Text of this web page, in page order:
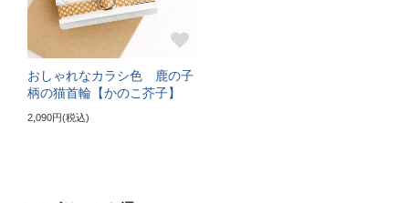
5～6kgの大きめな成猫
《特注》LLサイズ（+10cm）
おしゃれなカラシ色 鹿の子
柄の猫首輪【かのこ芥子】
2,090円(税込)